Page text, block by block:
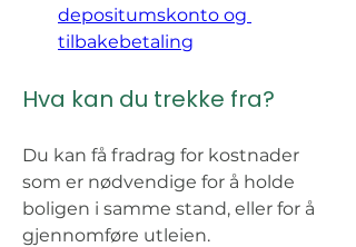
depositumskonto og
tilbakebetaling
Hva kan du trekke fra?
Du kan få fradrag for kostnader
som er nødvendige for å holde
boligen i samme stand, eller for å
gjennomføre utleien.